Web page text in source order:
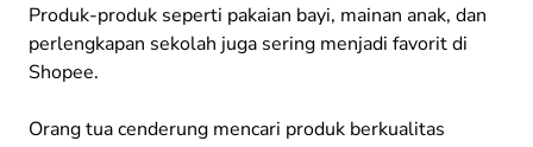
Produk-produk seperti pakaian bayi, mainan anak, dan
perlengkapan sekolah juga sering menjadi favorit di
Shopee.
Orang tua cenderung mencari produk berkualitas